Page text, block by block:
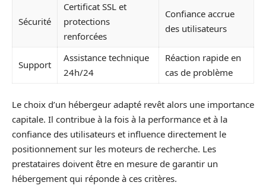
Sécurité
Certificat SSL et
protections
renforcées
Confiance accrue
des utilisateurs
Support
Assistance technique
24h/24
Réaction rapide en
cas de problème
Le choix d’un hébergeur adapté revêt alors une importance
capitale. Il contribue à la fois à la performance et à la
confiance des utilisateurs et influence directement le
positionnement sur les moteurs de recherche. Les
prestataires doivent être en mesure de garantir un
hébergement qui réponde à ces critères.